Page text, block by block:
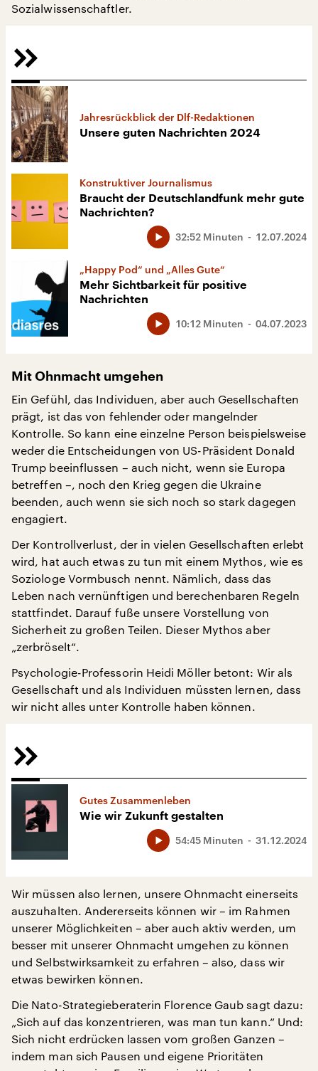
Sozialwissenschaftler.
Jahresrückblick der Dlf-Redaktionen
Unsere guten Nachrichten 2024
Konstruktiver Journalismus
Braucht der Deutschlandfunk mehr gute
Nachrichten?
12.07.2024
32:52 Minuten
„Happy Pod“ und „Alles Gute“
Mehr Sichtbarkeit für positive
Nachrichten
04.07.2023
10:12 Minuten
Mit Ohnmacht umgehen
Ein Gefühl, das Individuen, aber auch Gesellschaften
prägt, ist das von fehlender oder mangelnder
Kontrolle. So kann eine einzelne Person beispielsweise
weder die Entscheidungen von US-Präsident Donald
Trump beeinflussen – auch nicht, wenn sie Europa
betreffen –, noch den Krieg gegen die Ukraine
beenden, auch wenn sie sich noch so stark dagegen
engagiert.
Der Kontrollverlust, der in vielen Gesellschaften erlebt
wird, hat auch etwas zu tun mit einem Mythos, wie es
Soziologe Vormbusch nennt. Nämlich, dass das
Leben nach vernünftigen und berechenbaren Regeln
stattfindet. Darauf fuße unsere Vorstellung von
Sicherheit zu großen Teilen. Dieser Mythos aber
„zerbröselt“.
Psychologie-Professorin Heidi Möller betont: Wir als
Gesellschaft und als Individuen müssten lernen, dass
wir nicht alles unter Kontrolle haben können.
Gutes Zusammenleben
Wie wir Zukunft gestalten
31.12.2024
54:45 Minuten
Wir müssen also lernen, unsere Ohnmacht einerseits
auszuhalten. Andererseits können wir – im Rahmen
unserer Möglichkeiten – aber auch aktiv werden, um
besser mit unserer Ohnmacht umgehen zu können
und Selbstwirksamkeit zu erfahren – also, dass wir
etwas bewirken können.
Die Nato-Strategieberaterin Florence Gaub sagt dazu:
„Sich auf das konzentrieren, was man tun kann.“ Und:
Sich nicht erdrücken lassen vom großen Ganzen –
indem man sich Pausen und eigene Prioritäten